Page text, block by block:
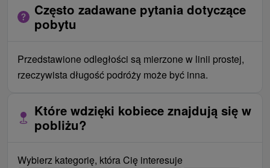
Często zadawane pytania dotyczące
pobytu
Przedstawione odległości są mierzone w linii prostej,
rzeczywista długość podróży może być inna.
Które wdzięki kobiece znajdują się w
pobliżu?
Wybierz kategorię, która Cię interesuje